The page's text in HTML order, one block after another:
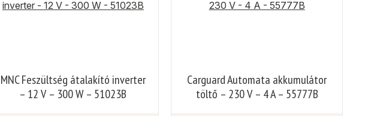
MNC Feszültség átalakító inverter
– 12 V – 300 W – 51023B
Carguard Automata akkumulátor
töltő – 230 V – 4 A – 55777B